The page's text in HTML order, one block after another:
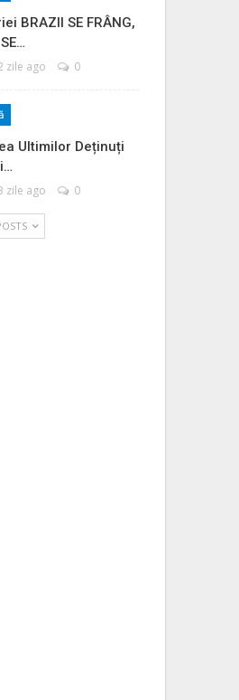
BRAZII SE FRÂNG,
zile ago 0
Ultimilor Deținuți
zile ago 0